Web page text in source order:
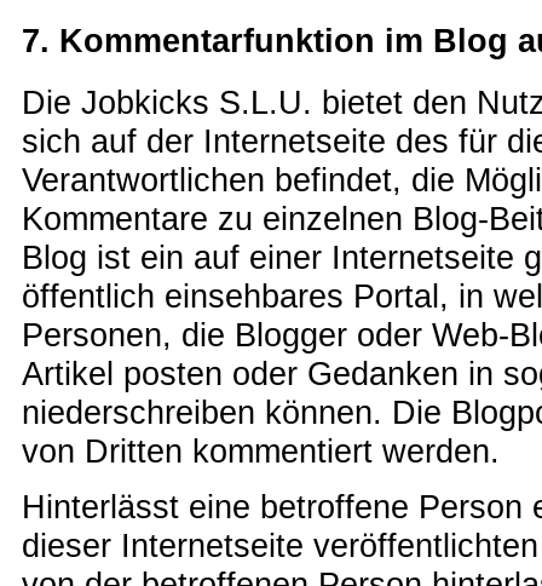
7. Kommentarfunktion im Blog
Die Jobkicks S.L.U. bietet den
sich auf der Internetseite des für
Verantwortlichen befindet, die
Kommentare zu einzelnen Blog-
Blog ist ein auf einer Internetseite
öffentlich einsehbares Portal, in
Personen, die Blogger oder Web-
Artikel posten oder Gedanken in
niederschreiben können. Die
von Dritten kommentiert werden.
Hinterlässt eine betroffene Person
dieser Internetseite